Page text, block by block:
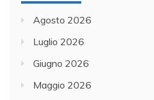
Agosto 2026
Luglio 2026
Giugno 2026
Maggio 2026